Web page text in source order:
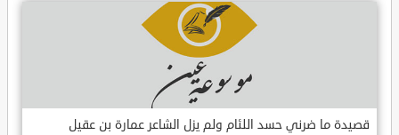
قصيدة ما ضرني حسد اللئام ولم يزل الشاعر عمارة بن عقيل